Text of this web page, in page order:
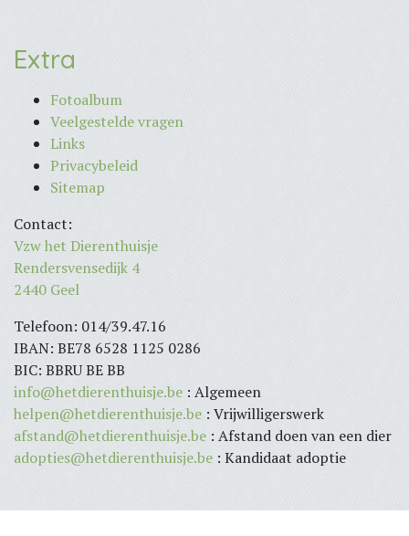
Extra
Fotoalbum
Veelgestelde vragen
Links
Privacybeleid
Sitemap
Contact:
Vzw het Dierenthuisje
Rendersvensedijk 4
2440 Geel
Telefoon: 014/39.47.16
IBAN: BE78 6528 1125 0286
BIC: BBRU BE BB
info@hetdierenthuisje.be : Algemeen
helpen@hetdierenthuisje.be : Vrijwilligerswerk
afstand@hetdierenthuisje.be : Afstand doen van een dier
adopties@hetdierenthuisje.be : Kandidaat adoptie